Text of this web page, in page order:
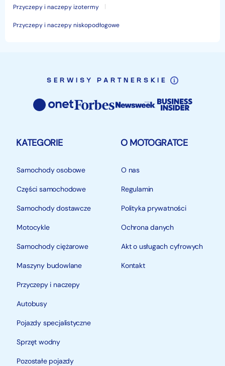
Przyczepy i naczepy izotermy
Przyczepy i naczepy niskopodłogowe
SERWISY PARTNERSKIE
KATEGORIE
Samochody osobowe
Części samochodowe
Samochody dostawcze
Motocykle
Samochody ciężarowe
Maszyny budowlane
Przyczepy i naczepy
Autobusy
Pojazdy specjalistyczne
Sprzęt wodny
Pozostałe pojazdy
O MOTOGRATCE
O nas
Regulamin
Polityka prywatności
Ochrona danych
Akt o usługach cyfrowych
Kontakt